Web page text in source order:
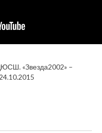
«Звезда2002» –